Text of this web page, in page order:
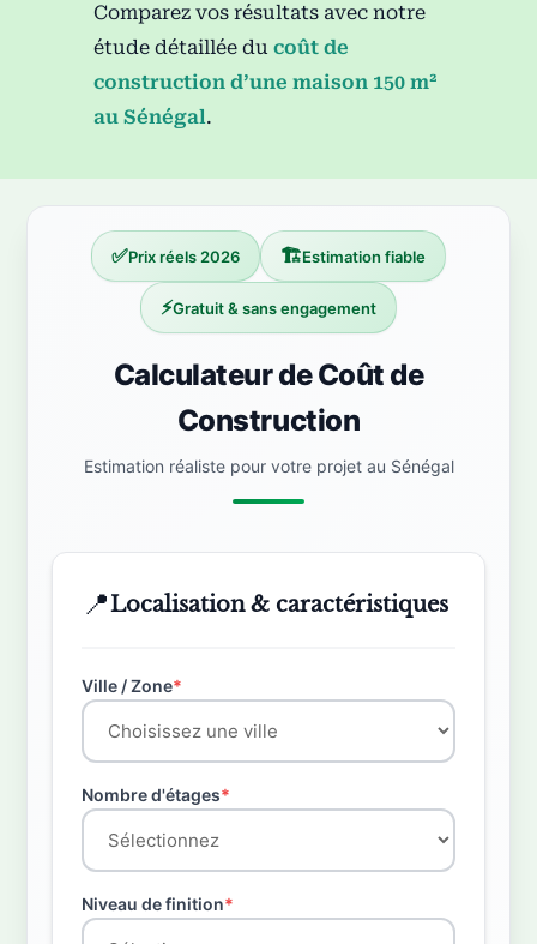
Comparez vos résultats avec notre
étude détaillée ducoût de
construction d’une maison 150 m²
au Sénégal.
✅Prix réels 2026 🏗️Estimation fiable
⚡Gratuit & sans engagement
Calculateur de Coût de
Construction
Estimation réaliste pour votre projet au Sénégal
📍Localisation & caractéristiques
Ville / Zone*
Nombre d'étages*
Niveau de finition*